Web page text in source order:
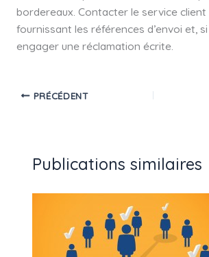
bordereaux. Contacter le service client
fournissant les références d’envoi et,
engager une réclamation écrite.
PRÉCÉDENT
Publications similaires